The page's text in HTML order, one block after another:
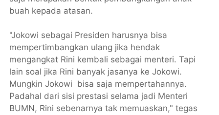
buah kepada atasan.
"Jokowi sebagai Presiden harusnya bisa
mempertimbangkan ulang jika hendak
mengangkat Rini kembali sebagai menteri. Tapi
lain soal jika Rini banyak jasanya ke Jokowi.
Mungkin Jokowi bisa saja mempertahannya.
Padahal dari sisi prestasi selama jadi Menteri
BUMN, Rini sebenarnya tak memuaskan," tegas